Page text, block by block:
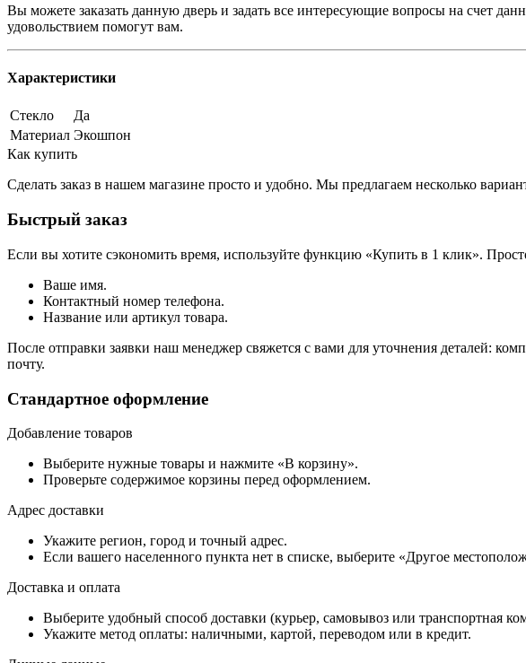
Вы можете заказать данную дверь и задать все интересующие вопросы на счет
удовольствием помогут вам.
Характеристики
Стекло
Да
Материал Экошпон
Как купить
Сделать заказ в нашем магазине просто и удобно. Мы предлагаем несколько
Быстрый заказ
Если вы хотите сэкономить время, используйте функцию «Купить в 1 клик».
Ваше имя.
Контактный номер телефона.
Название или артикул товара.
После отправки заявки наш менеджер свяжется с вами для уточнения деталей:
почту.
Стандартное оформление
Добавление товаров
Выберите нужные товары и нажмите «В корзину».
Проверьте содержимое корзины перед оформлением.
Адрес доставки
Укажите регион, город и точный адрес.
Если вашего населенного пункта нет в списке, выберите «Другое
Доставка и оплата
Выберите удобный способ доставки (курьер, самовывоз или транспортная
Укажите метод оплаты: наличными, картой, переводом или в кредит.